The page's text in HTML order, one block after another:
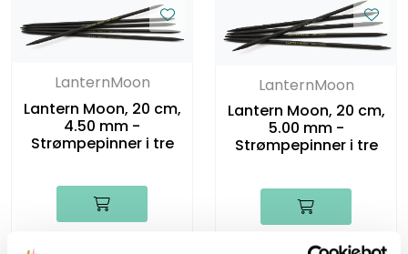
LanternMoon
Lantern Moon, 20 cm,
4.50 mm -
Strømpepinner i tre
LanternMoon
Lantern Moon, 20 cm,
5.00 mm -
Strømpepinner i tre